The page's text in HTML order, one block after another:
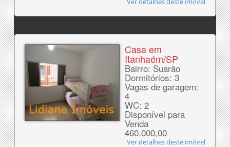
Casa em
Itanhaém/SP
Bairro: Suarão
Dormitórios: 3
Vagas de garagem:
4
WC: 2
Disponível para
Venda
460.000,00
Ver detalhes deste imóvel